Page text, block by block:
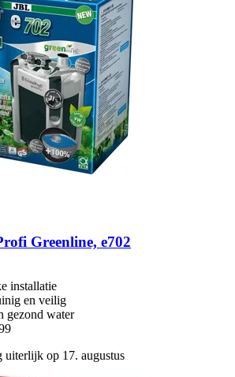
Greenline, e702
installatie
en veilig
gezond water
uiterlijk op 17. augustus